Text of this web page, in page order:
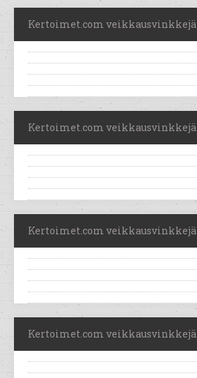
Kertoimet.com veikkausvinkkejä
Kertoimet.com veikkausvinkkejä
Kertoimet.com veikkausvinkkejä
Kertoimet.com veikkausvinkkejä